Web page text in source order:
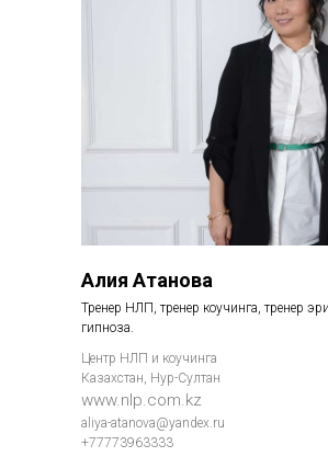
Алия Атанова
Тренер НЛП, тренер коучинга, тренер
гипноза.
Центр НЛП и коучинга
Казахстан, Нур-Султан
www.nlp.com.kz
aliya-atanova@yandex.ru
+77773963333